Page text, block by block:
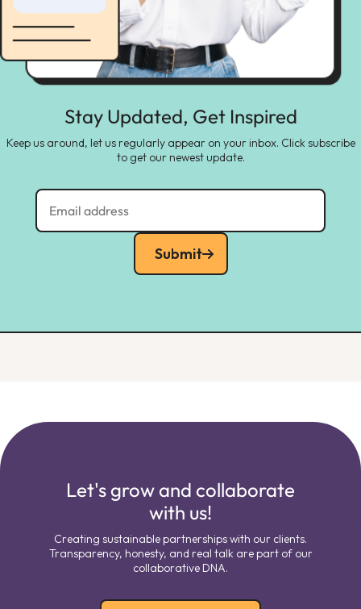
Stay Updated, Get Inspired
Keep us around, let us regularly appear on your inbox. Click subscribe
to get our newest update.
Submit
Let's grow and collaborate
with us!
Creating sustainable partnerships with our clients.
Transparency, honesty, and real talk are part of our
collaborative DNA.